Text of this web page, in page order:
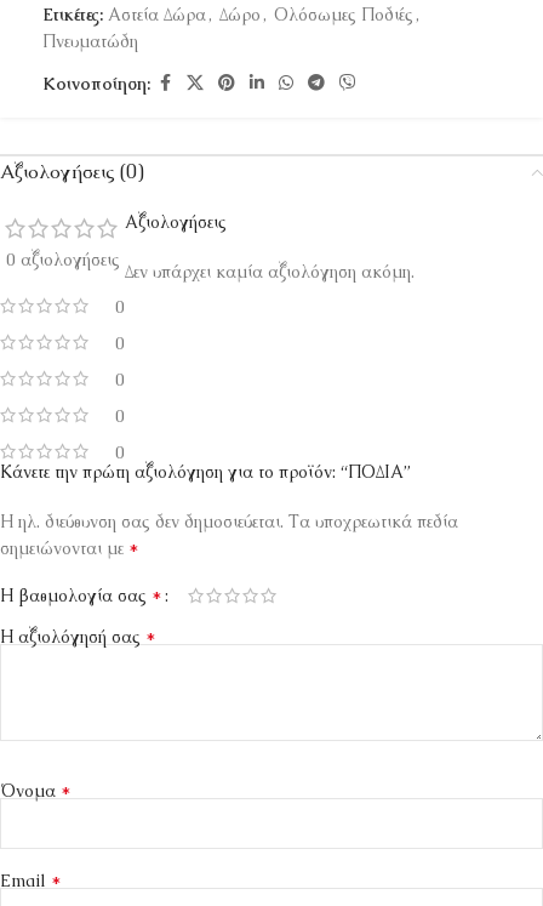
Ετικέτες: Αστεία Δώρα, Δώρο , Ολόσωμες Ποδιές ,
Πνευματώδη
Κοινοποίηση:
Αξιολογήσεις (0)
0 αξιολογήσεις
0
0
0
0
0
Αξιολογήσεις
Δεν υπάρχει καμία αξιολόγηση ακόμη.
Κάνετε την πρώτη αξιολόγηση για το προϊόν: “ΠΟΔΙΑ”
Η ηλ. διεύθυνση σας δεν δημοσιεύεται. Τα υποχρεωτικά πεδία
σημειώνονται με *
Η βαθμολογία σας *
Η αξιολόγησή σας *
Όνομα *
Email *